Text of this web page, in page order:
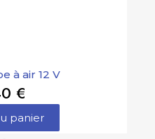
à air 12 V
€
panier